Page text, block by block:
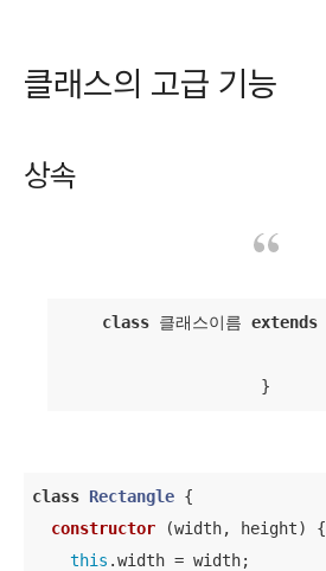
클래스의 고급 기능
상속
class 클래스이름 extends
}
class Rectangle {
constructor (width, height) {
this .width = width;